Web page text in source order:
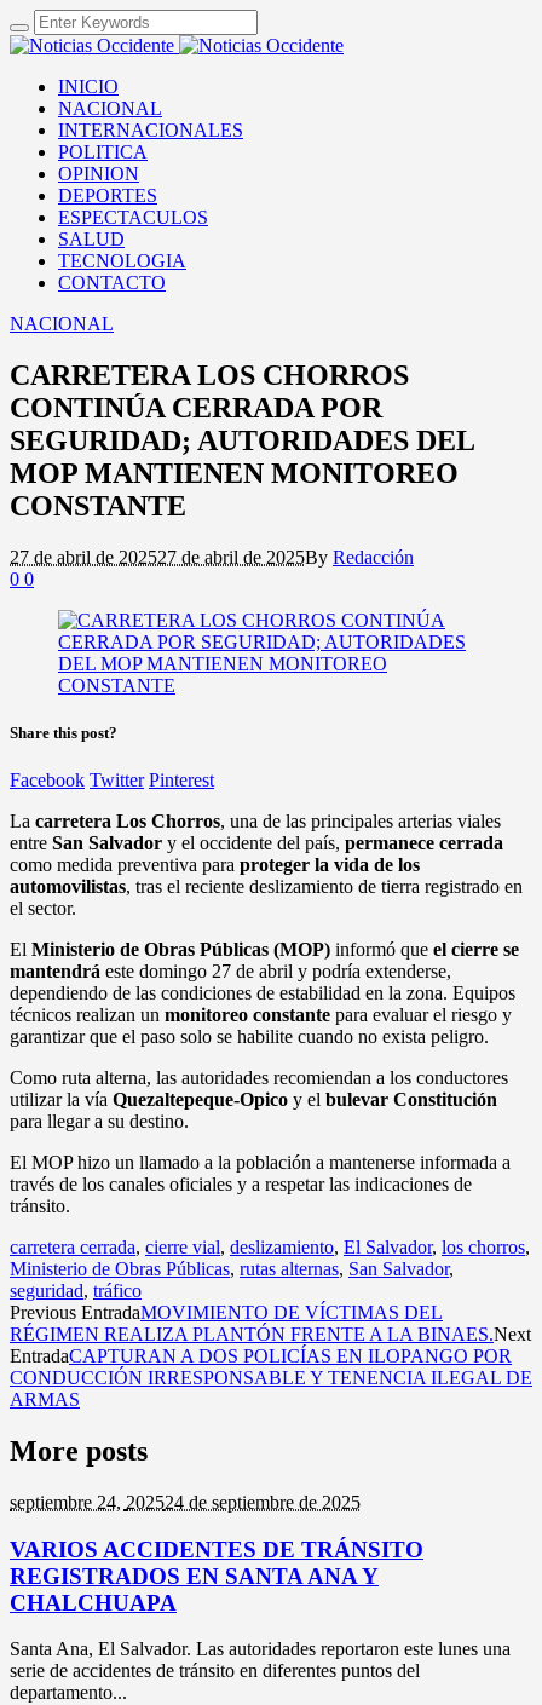
INICIO
NACIONAL
INTERNACIONALES
POLITICA
OPINION
DEPORTES
ESPECTACULOS
SALUD
TECNOLOGIA
CONTACTO
NACIONAL
CARRETERA LOS CHORROS
CONTINÚA CERRADA POR
SEGURIDAD; AUTORIDADES DEL
MOP MANTIENEN MONITOREO
CONSTANTE
27 de abril de 202527 de abril de 2025By Redacción
0 0
Share this post?
Facebook Twitter Pinterest
La carretera Los Chorros, una de las principales arterias viales
entre San Salvador y el occidente del país, permanece cerrada
como medida preventiva para proteger la vida de los
automovilistas, tras el reciente deslizamiento de tierra registrado en
el sector.
El Ministerio de Obras Públicas (MOP) informó que el cierre se
mantendrá este domingo 27 de abril y podría extenderse,
dependiendo de las condiciones de estabilidad en la zona. Equipos
técnicos realizan un monitoreo constante para evaluar el riesgo y
garantizar que el paso solo se habilite cuando no exista peligro.
Como ruta alterna, las autoridades recomiendan a los conductores
utilizar la vía Quezaltepeque-Opico y el bulevar Constitución
para llegar a su destino.
El MOP hizo un llamado a la población a mantenerse informada a
través de los canales oficiales y a respetar las indicaciones de
tránsito.
carretera cerrada, cierre vial, deslizamiento, El Salvador, los chorros,
Ministerio de Obras Públicas, rutas alternas, San Salvador,
seguridad, tráfico
Previous EntradaMOVIMIENTO DE VÍCTIMAS DEL
RÉGIMEN REALIZA PLANTÓN FRENTE A LA BINAES.Next
EntradaCAPTURAN A DOS POLICÍAS EN ILOPANGO POR
CONDUCCIÓN IRRESPONSABLE Y TENENCIA ILEGAL DE
ARMAS
More posts
septiembre 24, 202524 de septiembre de 2025
VARIOS ACCIDENTES DE TRÁNSITO
REGISTRADOS EN SANTA ANA Y
CHALCHUAPA
Santa Ana, El Salvador. Las autoridades reportaron este lunes una
serie de accidentes de tránsito en diferentes puntos del
departamento...